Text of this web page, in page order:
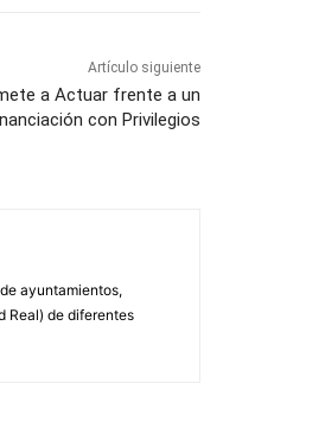
Artículo siguiente
a Actuar frente a un
con Privilegios
ayuntamientos,
Real) de diferentes